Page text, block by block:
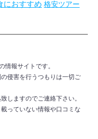
におすすめ 格安ツアー
情報サイトです。
侵害を行うつもりは一切ご
しますのでご連絡下さい。
っていない情報や口コミな